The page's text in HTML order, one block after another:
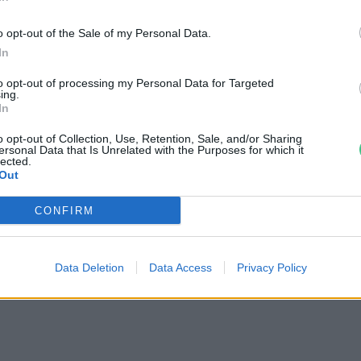
opt-out of the Sale of my Personal Data.
opt-out of processing my Personal Data for Targeted
opt-out of Collection, Use, Retention, Sale, and/or Sharing
Data that Is Unrelated with the Purposes for which it
CONFIRM
Data Deletion Data Access Privacy Policy
Zsófia
munkaidővel
meg a
Zsombor